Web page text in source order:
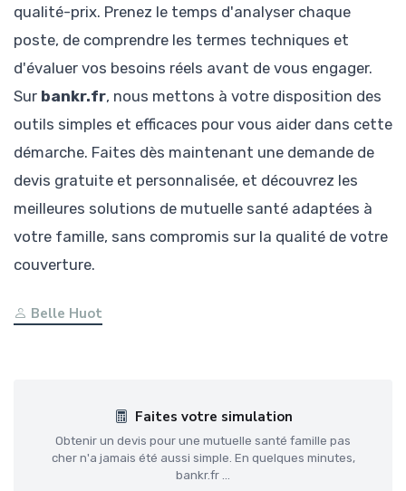
qualité-prix. Prenez le temps d'analyser chaque
poste, de comprendre les termes techniques et
d'évaluer vos besoins réels avant de vous engager.
Sur bankr.fr, nous mettons à votre disposition des
outils simples et efficaces pour vous aider dans cette
démarche. Faites dès maintenant une demande de
devis gratuite et personnalisée, et découvrez les
meilleures solutions de mutuelle santé adaptées à
votre famille, sans compromis sur la qualité de votre
couverture.
Belle Huot
Faites votre simulation
Obtenir un devis pour une mutuelle santé famille pas
cher n'a jamais été aussi simple. En quelques minutes,
bankr.fr ...